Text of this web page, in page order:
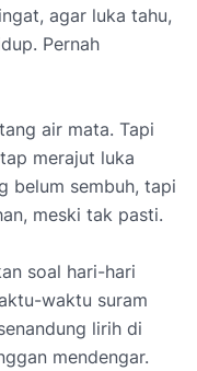
agar luka tahu,
Pernah
air mata. Tapi
merajut luka
belum sembuh, tapi
meski tak pasti.
soal hari-hari
waktu suram
lirih di
mendengar.